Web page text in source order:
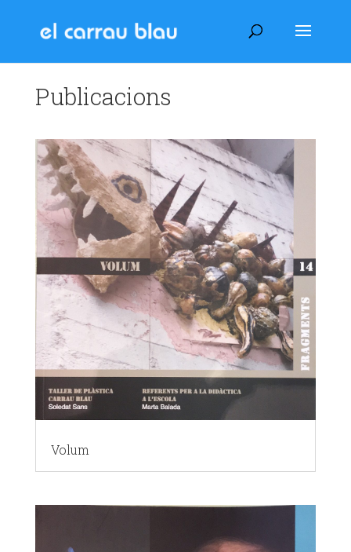
Publicacions
Volum